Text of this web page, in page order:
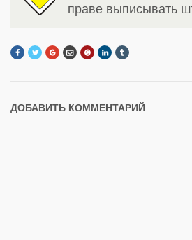
праве выписывать
ДОБАВИТЬ КОММЕНТАРИЙ